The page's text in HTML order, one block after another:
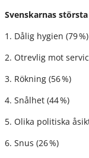
Svenskarnas
1. Dålig hygien (79 %)
2. Otrevlig mot
3. Rökning (56 %)
4. Snålhet (44 %)
5. Olika politiska
6. Snus (26 %)